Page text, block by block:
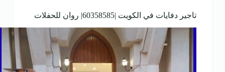
تاجير دفايات في الكويت |60358585| روان للحفلات